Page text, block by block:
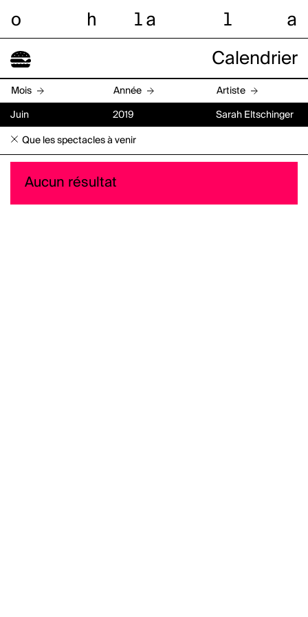
o h l a l a
Calendrier
Mois Année Artiste
Juin 2019 Sarah Eltschinger
Que les spectacles à venir
Aucun résultat